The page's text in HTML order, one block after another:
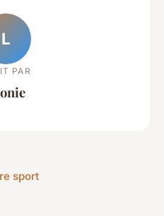
L
PAR
sport